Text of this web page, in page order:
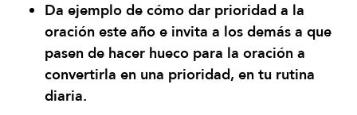
Da ejemplo de cómo dar prioridad a la
oración este año e invita a los demás a que
pasen de hacer hueco para la oración a
convertirla en una prioridad, en tu rutina
diaria.